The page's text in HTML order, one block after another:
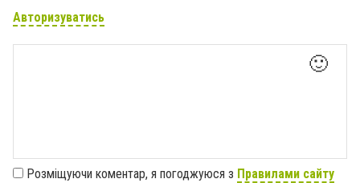
Авторизуватись
🙂
Розміщуючи коментар, я погоджуюся з Правилами сайту